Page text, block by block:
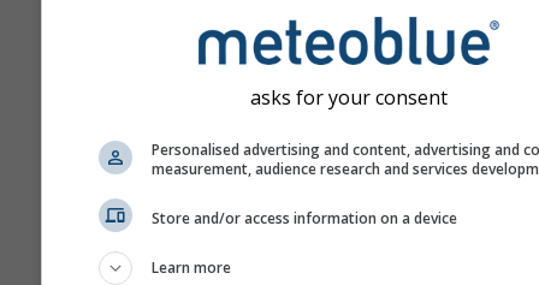
Wykres "15-dniowy"
dane godzinowe. Dla
miesiąca dostępne są
agregacje wartości
okresów dłuższych niż 6
stosowane są agregacje
miesięczne.
asks for your consent
Personalised advertising and content, advertising and
measurement, audience research and services
Store and/or access information on a device
Learn more